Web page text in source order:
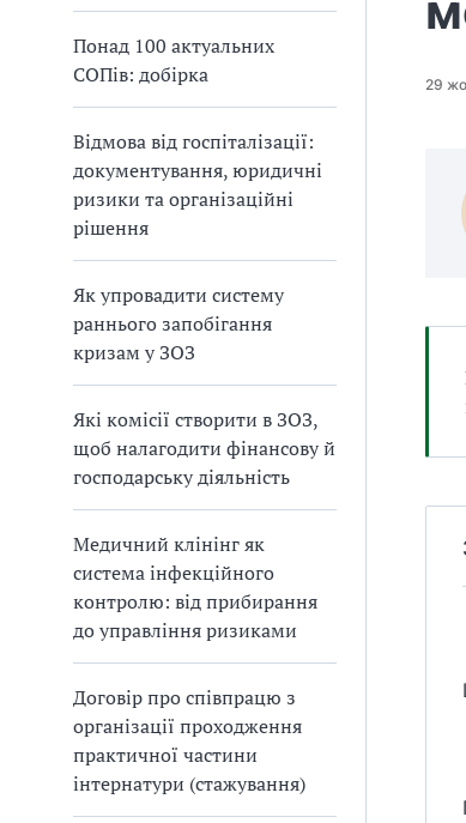
Понад 100 актуальних
СОПів: добірка
Відмова від госпіталізації:
документування, юридичні
ризики та організаційні
рішення
Як упровадити систему
раннього запобігання
кризам у ЗОЗ
Які комісії створити в ЗОЗ,
щоб налагодити фінансову й
господарську діяльність
Медичний клінінг як
система інфекційного
контролю: від прибирання
до управління ризиками
Договір про співпрацю з
організації проходження
практичної частини
інтернатури (стажування)
29